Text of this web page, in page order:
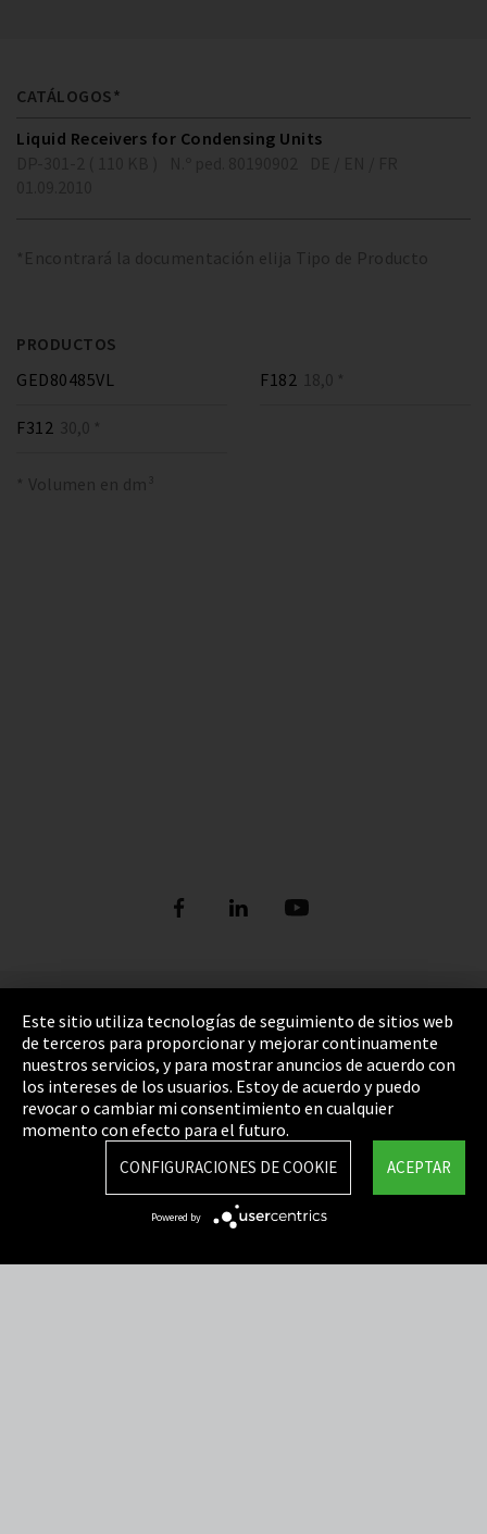
CATÁLOGOS*
Liquid Receivers for Condensing Units
*Encontrará la documentación elija Tipo de Producto
PRODUCTOS
GED80485VL
F182 18,0 *
F312 30,0 *
* Volumen en dm³
Pie de imprenta
Política de privacidad
Cookie Settings
Términos y Condiciones
Mapa del sitio
Integrity Line
Este sitio utiliza tecnologías de seguimiento de sitios web
de terceros para proporcionar y mejorar continuamente
nuestros servicios, y para mostrar anuncios de acuerdo con
los intereses de los usuarios. Estoy de acuerdo y puedo
revocar o cambiar mi consentimiento en cualquier
momento con efecto para el futuro.
ACEPTAR
CONFIGURACIONES DE COOKIE
Powered by